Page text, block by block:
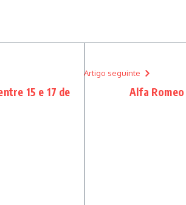
15 e 17 de
Artigo seguinte
Alfa